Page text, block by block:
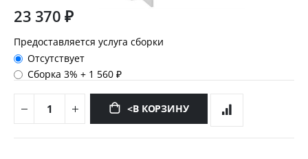
23 370 ₽
Предоставляется услуга сборки
Отсутствует
Сборка 3%+ 1 560 ₽
<В КОРЗИНУ